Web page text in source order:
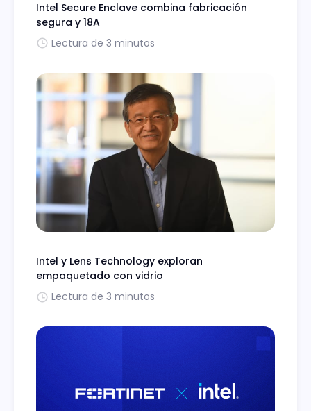
Intel Secure Enclave combina fabricación
segura y 18A
Lectura de 3 minutos
Intel y Lens Technology exploran
empaquetado con vidrio
Lectura de 3 minutos